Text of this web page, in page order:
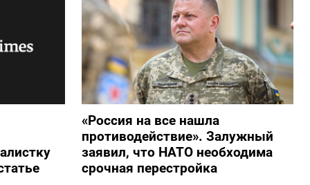
«Россия на все нашла
противодействие». Залужный
заявил, что НАТО необходима
срочная перестройка